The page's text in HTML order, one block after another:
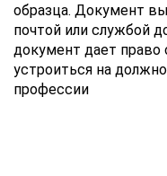
образца. Документ
почтой или службой
документ дает право
устроиться на
профессии